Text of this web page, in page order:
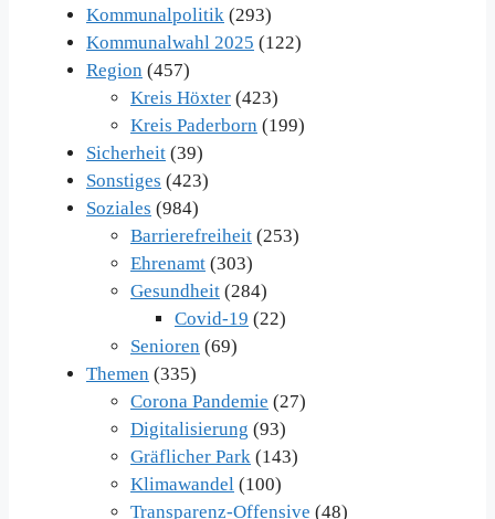
Kommunalpolitik (293)
Kommunalwahl 2025 (122)
Region (457)
Kreis Höxter (423)
Kreis Paderborn (199)
Sicherheit (39)
Sonstiges (423)
Soziales (984)
Barrierefreiheit (253)
Ehrenamt (303)
Gesundheit (284)
Covid-19 (22)
Senioren (69)
Themen (335)
Corona Pandemie (27)
Digitalisierung (93)
Gräflicher Park (143)
Klimawandel (100)
Transparenz-Offensive (48)